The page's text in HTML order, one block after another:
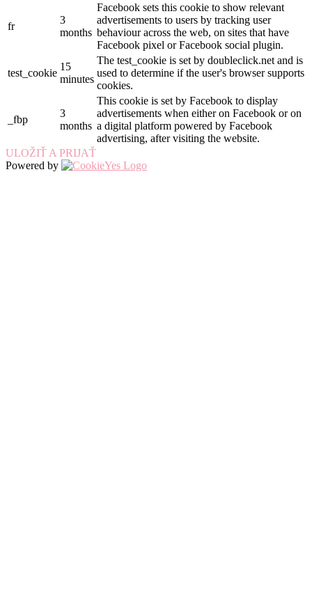
fr
3
months
Facebook sets this cookie to show relevant
advertisements to users by tracking user
behaviour across the web, on sites that have
Facebook pixel or Facebook social plugin.
test_cookie
15
minutes
The test_cookie is set by doubleclick.net and is
used to determine if the user's browser supports
cookies.
_fbp
3
months
This cookie is set by Facebook to display
advertisements when either on Facebook or on
a digital platform powered by Facebook
advertising, after visiting the website.
ULOŽIŤ A PRIJAŤ
Powered by